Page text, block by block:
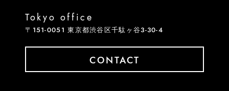
Tokyo office
〒151-0051 東京都渋谷区千駄ヶ谷3-30-4
CONTACT